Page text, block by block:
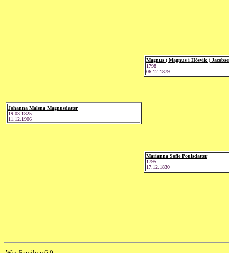
Johanna Malena Magnusdatter
19.03.1825
11.12.1906
Magnus ( Magnus í Hósvík )
1798
06.12.1879
Marianna Sofie Poulsdatter
1795
17.12.1830